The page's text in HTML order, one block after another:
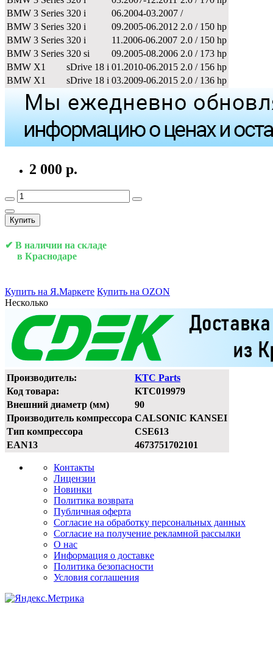
BMW 3 Series 320 i 06.2004-03.2007 /
BMW 3 Series 320 i 09.2005-06.2012 2.0 / 150 hp
BMW 3 Series 320 i 11.2006-06.2007 2.0 / 150 hp
BMW 3 Series 320 si 09.2005-08.2006 2.0 / 173 hp
BMW X1
sDrive 18 i 01.2010-06.2015 2.0 / 156 hp
BMW X1
sDrive 18 i 03.2009-06.2015 2.0 / 136 hp
2 000 р.
Купить
✔ В наличии на складе
в Краснодаре
Купить на Я.Маркете Купить на OZON
Несколько
Производитель:
KTC Parts
Код товара:
KTC019979
Внешний диаметр (мм)
90
Производитель компрессора CALSONIC KANSEI
Тип компрессора
CSE613
EAN13
4673751702101
Контакты
Лицензии
Новинки
Политика возврата
Публичная оферта
Согласие на обработку персональных данных
Согласие на получение рекламной рассылки
О нас
Информация о доставке
Политика безопасности
Условия соглашения